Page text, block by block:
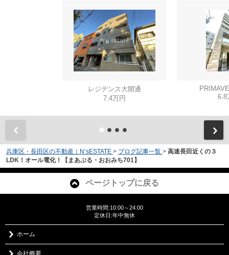
レジデンス大開通
7.4万円
6.8
兵庫区・長田区の不動産｜N’sESTATE > ブログ記事一覧 > 高速長田近くの３
LDK！オール電化！【まあぷる・おおみち701】
ページトップに戻る
営業時間:10:00～24:00
定休日:年中無休
ホーム
会社概要